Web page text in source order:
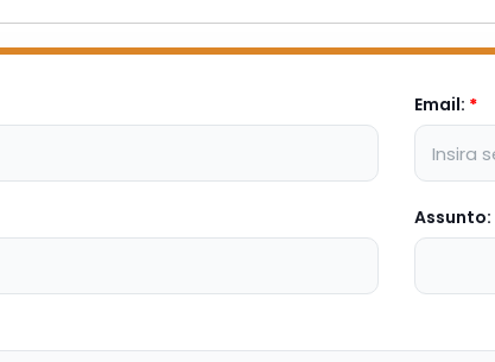
Email: *
Assunto: